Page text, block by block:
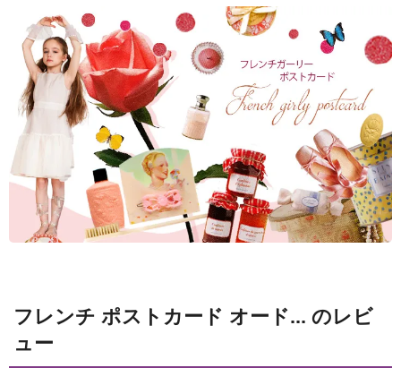
フレンチ ポストカード オード... のレビ
ュー